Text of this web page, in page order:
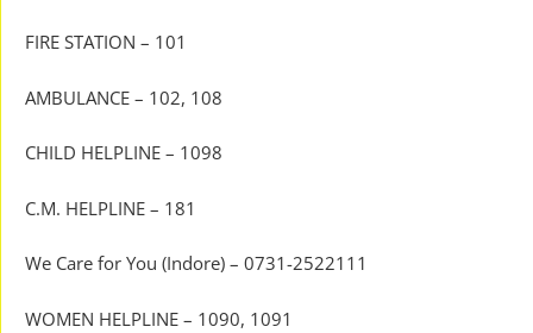
FIRE STATION – 101
AMBULANCE – 102, 108
CHILD HELPLINE – 1098
C.M. HELPLINE – 181
We Care for You (Indore) – 0731-2522111
WOMEN HELPLINE – 1090, 1091